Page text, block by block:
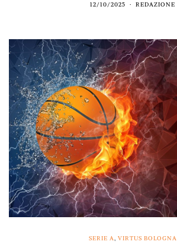
12/10/2025 REDAZIONE
SERIE A, VIRTUS BOLOGNA